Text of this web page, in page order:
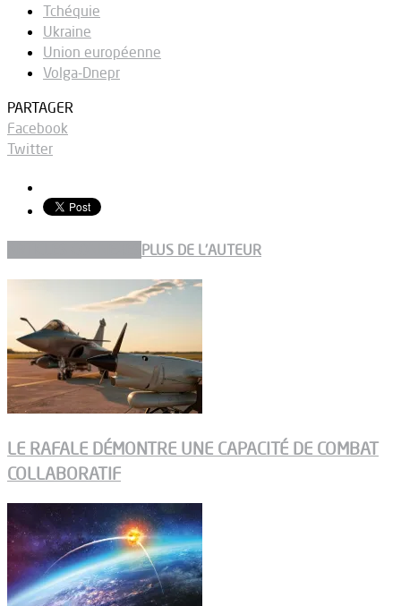
Tchéquie
Ukraine
Union européenne
Volga-Dnepr
PARTAGER
Facebook
Twitter
PLUS DE L'AUTEUR
LE RAFALE DÉMONTRE UNE CAPACITÉ DE COMBAT
COLLABORATIF